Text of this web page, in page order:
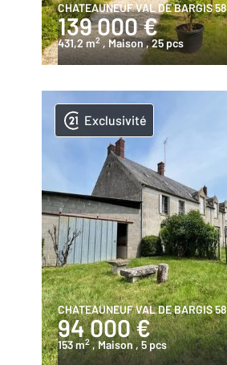
CHATEAUNEUF VAL DE BARGIS 58
139 000 €
431,2 m2 , Maison, 25 pcs
Exclusivité
CHATEAUNEUF VAL DE BARGIS 58
94 000 €
153 m2 , Maison , 5 pcs